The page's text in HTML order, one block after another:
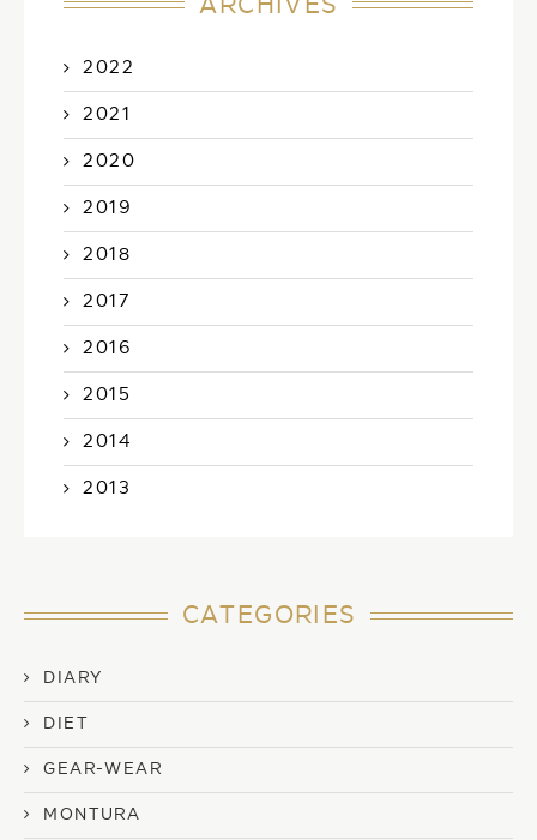
2022
2021
2020
2019
2018
2017
2016
2015
2014
2013
CATEGORIES
DIARY
DIET
GEAR-WEAR
MONTURA